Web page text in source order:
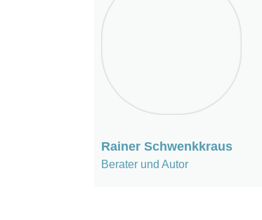
Rainer Schwenkkraus
Berater und Autor